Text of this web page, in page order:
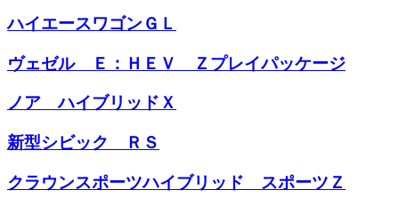
ハイエースワゴンＧＬ
ヴェゼル Ｅ：ＨＥＶ Ｚプレイパッケージ
ノア ハイブリッドＸ
新型シビック ＲＳ
クラウンスポーツハイブリッド スポーツＺ